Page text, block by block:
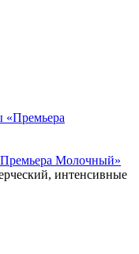
Молочный»
интенсивные